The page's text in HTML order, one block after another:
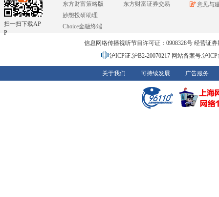
扫一扫下载AP
P
东方财富策略版
妙想投研助理
Choice金融终端
东方财富证券交易
意见与
信息网络传播视听节目许可证：0908328号 经营证
沪ICP证:沪B2-20070217 网站备案号:沪
关于我们 可持续发展 广告服务